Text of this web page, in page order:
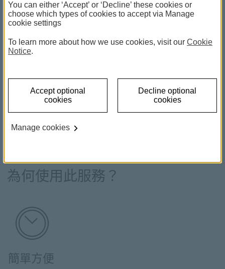
接通您全球各地的滙豐戶口，並在戶口間免費轉賬。
環球賬戶服務提供一站式管理，讓您登入一次便可查閱
為何使用此服務？
簡單方便
You can either ‘Accept’ or ‘Decline’ these cookies or
choose which types of cookies to accept via Manage
cookie settings
To learn more about how we use cookies, visit our Cookie
Notice.
Accept optional
cookies
Decline optional
cookies
Manage cookies